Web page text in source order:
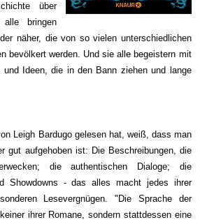
über
alle bringen
näher, die von so vielen unterschiedlichen
bevölkert werden. Und sie alle begeistern mit
und Ideen, die in den Bann ziehen und lange
Leigh Bardugo gelesen hat, weiß, dass man
gut aufgehoben ist: Die Beschreibungen, die
die authentischen Dialoge; die
Showdowns - das alles macht jedes ihrer
Lesevergnügen. "Die Sprache der
ihrer Romane, sondern stattdessen eine